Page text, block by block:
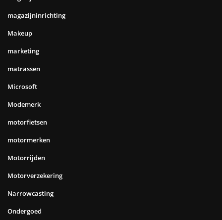
magazijninrichting
Makeup
marketing
matrassen
Microsoft
Modemerk
motorfietsen
motormerken
Motorrijden
Motorverzekering
Narrowcasting
Ondergoed